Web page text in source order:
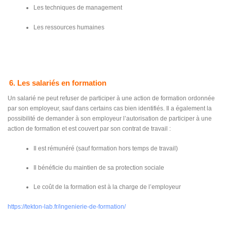
Les techniques de management
Les ressources humaines
6. Les salariés en formation
Un salarié ne peut refuser de participer à une action de formation ordonnée
par son employeur, sauf dans certains cas bien identifiés. Il a également la
possibilité de demander à son employeur l’autorisation de participer à une
action de formation et est couvert par son contrat de travail :
Il est rémunéré (sauf formation hors temps de travail)
Il bénéficie du maintien de sa protection sociale
Le coût de la formation est à la charge de l’employeur
https://tekton-lab.fr/ingenierie-de-formation/